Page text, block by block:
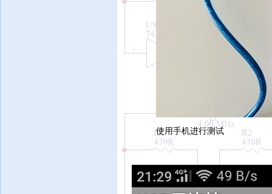
使用手机进行测试